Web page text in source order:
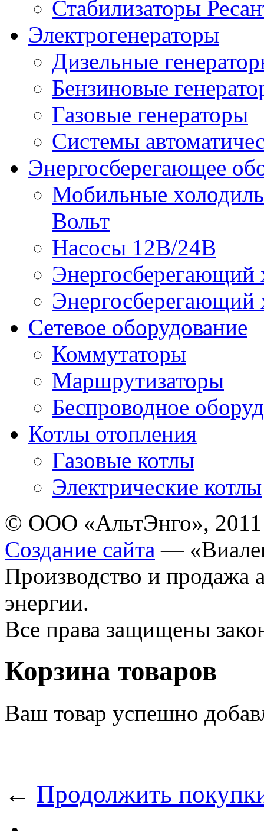
Стабилизаторы
Электрогенераторы
Дизельные
Бензиновые
Газовые генераторы
Системы
Энергосберегающее
Мобильные
Вольт
Насосы 12В/24В
Энергосберегающий
Энергосберегающий
Сетевое оборудование
Коммутаторы
Маршрутизаторы
Беспроводное
Котлы отопления
Газовые котлы
Электрические котлы
© ООО «АльтЭнго», 2011
Создание сайта —
Производство и продажа
энергии.
Все права защищены
Корзина товаров
Ваш товар успешно
← Продолжить